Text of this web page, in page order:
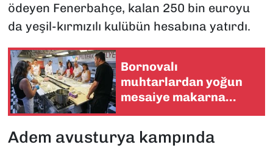
ödeyen Fenerbahçe, kalan 250 bin euroyu
da yeşil-kırmızılı kulübün hesabına yatırdı.
Bornovalı
muhtarlardan yoğun
mesaiye makarna
Adem avusturya kampında